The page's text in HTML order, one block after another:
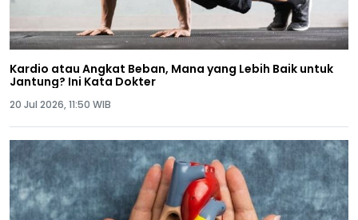
Kardio atau Angkat Beban, Mana yang Lebih Baik untuk
Jantung? Ini Kata Dokter
20 Jul 2026, 11:50 WIB